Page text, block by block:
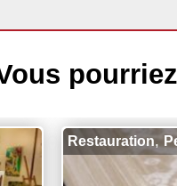
Restauration,